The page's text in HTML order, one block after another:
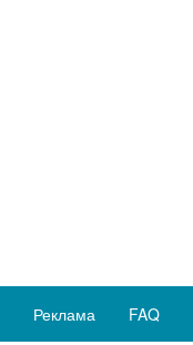
Реклама FAQ